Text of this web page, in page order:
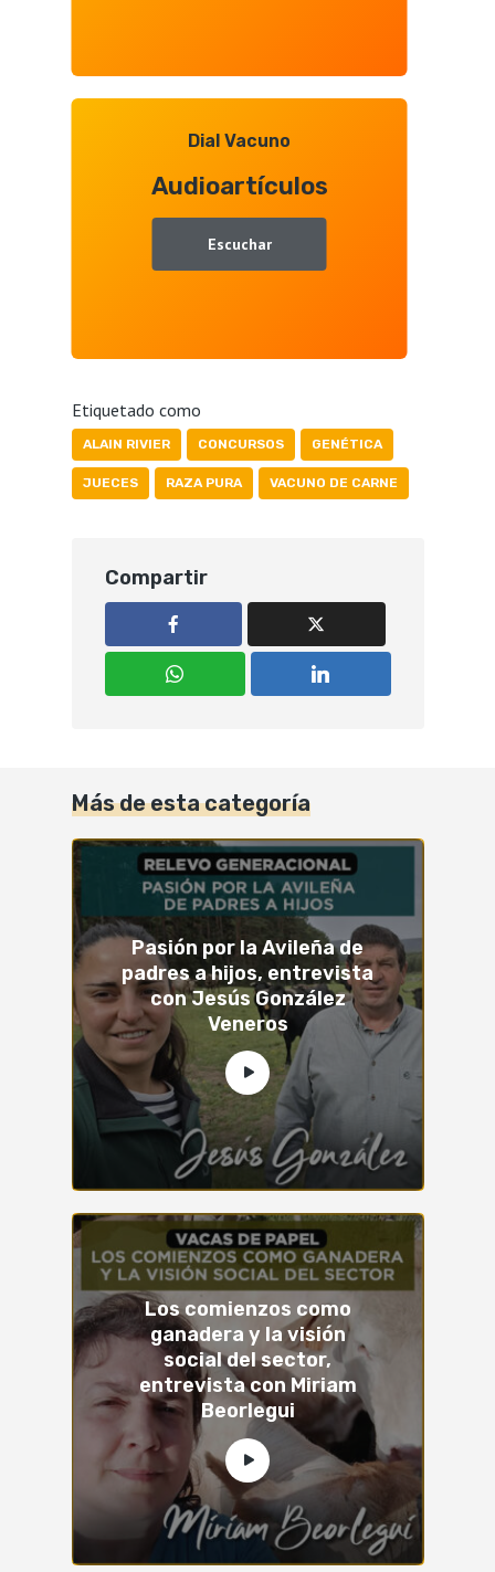
Dial Vacuno
Audioartículos
Escuchar
Etiquetado como
ALAIN RIVIER CONCURSOS GENÉTICA
JUECES RAZA PURA VACUNO DE CARNE
Compartir
Más de esta categoría
Pasión por la Avileña de
padres a hijos, entrevista
con Jesús González
Veneros
Los comienzos como
ganadera y la visión
social del sector,
entrevista con Miriam
Beorlegui